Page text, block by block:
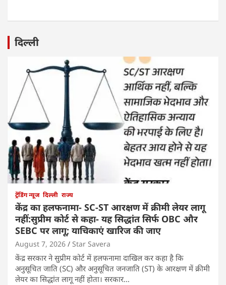
दिल्ली
ट्रेंडिंग न्यूज दिल्ली राज्य
केंद्र का हलफनामा- SC-ST आरक्षण में क्रीमी लेयर लागू
नहीं:सुप्रीम कोर्ट से कहा- यह सिद्धांत सिर्फ OBC और
SEBC पर लागू; याचिकाएं खारिज की जाए
August 7, 2026 Star Savera
केंद्र सरकार ने सुप्रीम कोर्ट में हलफनामा दाखिल कर कहा है कि
अनुसूचित जाति (SC) और अनुसूचित जनजाति (ST) के आरक्षण में क्रीमी
लेयर का सिद्धांत लागू नहीं होता। सरकार…